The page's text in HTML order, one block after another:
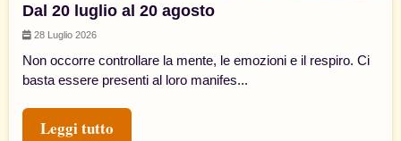
Dal 20 luglio al 20 agosto
28 Luglio 2026
Non occorre controllare la mente, le emozioni e il respiro. Ci
basta essere presenti al loro manifes...
Leggi tutto